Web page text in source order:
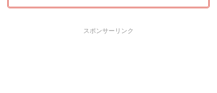
スポンサーリンク